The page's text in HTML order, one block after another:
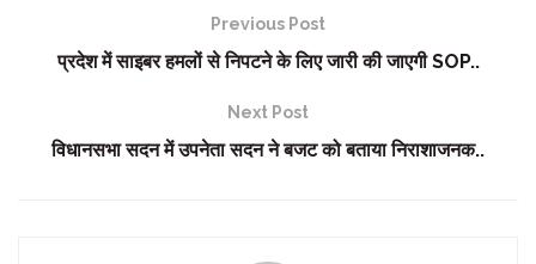
Previous Post
प्रदेश में साइबर हमलों से निपटने के लिए जारी की जाएगी SOP..
Next Post
विधानसभा सदन में उपनेता सदन ने बजट को बताया निराशाजनक..